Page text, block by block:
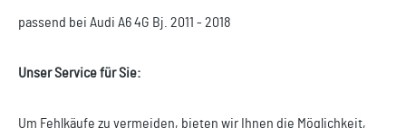
passend bei Audi A6 4G Bj. 2011 - 2018
Unser Service für Sie:
Um Fehlkäufe zu vermeiden, bieten wir Ihnen die Möglichkeit,